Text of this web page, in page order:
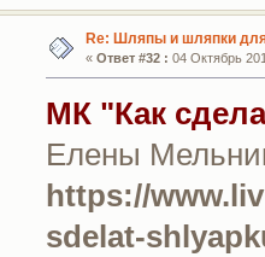
Re: Шляпы и шляпки
« Ответ #32 : 04 Октябрь
МК "Как
Елены
https://
sdelat-